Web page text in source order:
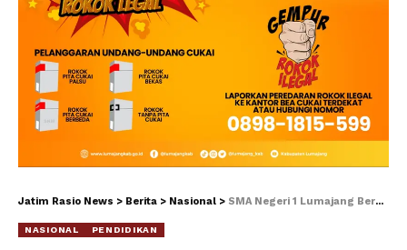
Jatim Rasio News > Berita > Nasional > SMA Negeri 1 Lumajang Bersinergitas Awak Media Dalam Meningkatkan Publikasi dan Citra Sekolah
NASIONAL PENDIDIKAN